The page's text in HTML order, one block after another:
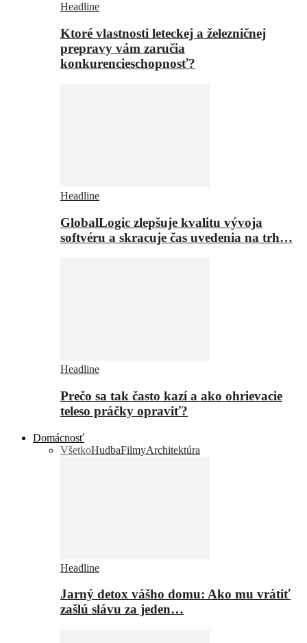
Headline
Ktoré vlastnosti leteckej a železničnej
prepravy vám zaručia
konkurencieschopnosť?
Headline
GlobalLogic zlepšuje kvalitu vývoja
softvéru a skracuje čas uvedenia na trh…
Headline
Prečo sa tak často kazí a ako ohrievacie
teleso práčky opraviť?
Domácnosť
VšetkoHudbaFilmyArchitektúra
Headline
Jarný detox vášho domu: Ako mu vrátiť
zašlú slávu za jeden…